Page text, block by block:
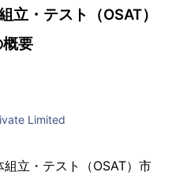
立・テスト（OSAT）
要
Limited
立・テスト（OSAT）市